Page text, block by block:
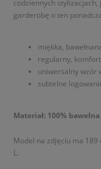
codziennych stylizacjach,
garderobę o ten
miękka,
regularny,
uniwersalny wzór
subtelne
Materiał: 100% bawełna
Model na zdjęciu ma
L.